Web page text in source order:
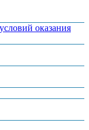
оказания